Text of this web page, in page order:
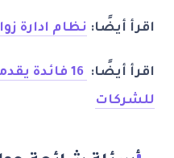
اقرأ أيضًا: نظام ادارة
اقرأ أيضًا: 16 فائدة
للشركات